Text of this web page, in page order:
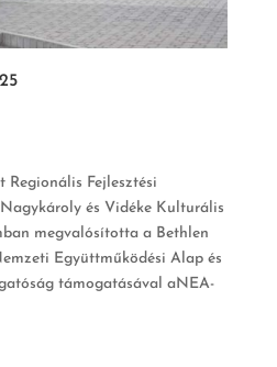
Fejlesztési
és Vidéke Kulturális
megvalósította a Bethlen
Együttműködési Alap és
támogatásával aNEA-